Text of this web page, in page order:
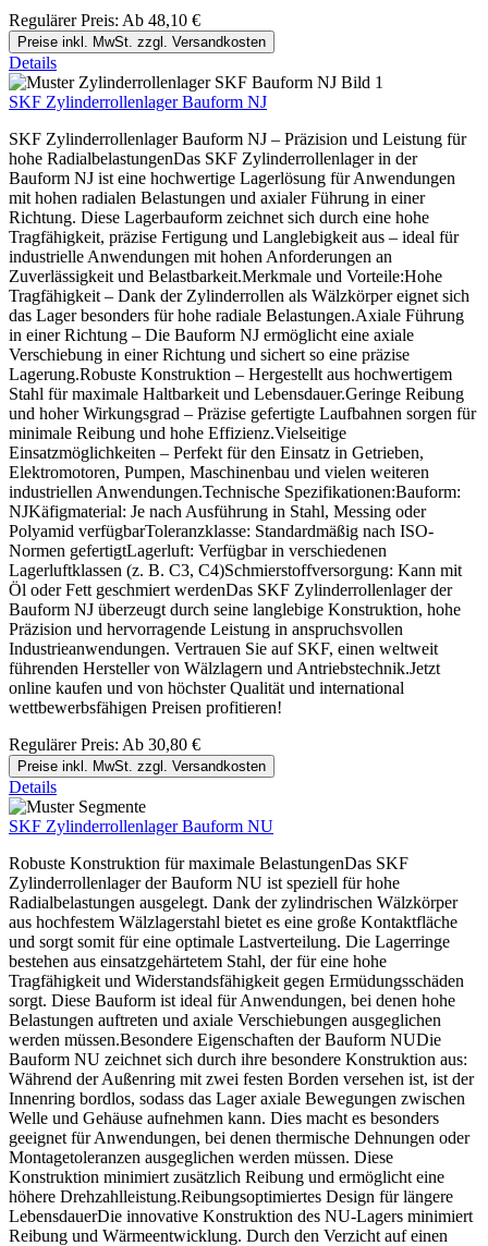
Regulärer Preis: Ab 48,10 €
Preise inkl. MwSt. zzgl. Versandkosten
Details
SKF Zylinderrollenlager Bauform NJ
SKF Zylinderrollenlager Bauform NJ – Präzision und Leistung für
hohe RadialbelastungenDas SKF Zylinderrollenlager in der
Bauform NJ ist eine hochwertige Lagerlösung für Anwendungen
mit hohen radialen Belastungen und axialer Führung in einer
Richtung. Diese Lagerbauform zeichnet sich durch eine hohe
Tragfähigkeit, präzise Fertigung und Langlebigkeit aus – ideal für
industrielle Anwendungen mit hohen Anforderungen an
Zuverlässigkeit und Belastbarkeit.Merkmale und Vorteile:Hohe
Tragfähigkeit – Dank der Zylinderrollen als Wälzkörper eignet sich
das Lager besonders für hohe radiale Belastungen.Axiale Führung
in einer Richtung – Die Bauform NJ ermöglicht eine axiale
Verschiebung in einer Richtung und sichert so eine präzise
Lagerung.Robuste Konstruktion – Hergestellt aus hochwertigem
Stahl für maximale Haltbarkeit und Lebensdauer.Geringe Reibung
und hoher Wirkungsgrad – Präzise gefertigte Laufbahnen sorgen für
minimale Reibung und hohe Effizienz.Vielseitige
Einsatzmöglichkeiten – Perfekt für den Einsatz in Getrieben,
Elektromotoren, Pumpen, Maschinenbau und vielen weiteren
industriellen Anwendungen.Technische Spezifikationen:Bauform:
NJKäfigmaterial: Je nach Ausführung in Stahl, Messing oder
Polyamid verfügbarToleranzklasse: Standardmäßig nach ISO-
Normen gefertigtLagerluft: Verfügbar in verschiedenen
Lagerluftklassen (z. B. C3, C4)Schmierstoffversorgung: Kann mit
Öl oder Fett geschmiert werdenDas SKF Zylinderrollenlager der
Bauform NJ überzeugt durch seine langlebige Konstruktion, hohe
Präzision und hervorragende Leistung in anspruchsvollen
Industrieanwendungen. Vertrauen Sie auf SKF, einen weltweit
führenden Hersteller von Wälzlagern und Antriebstechnik.Jetzt
online kaufen und von höchster Qualität und international
wettbewerbsfähigen Preisen profitieren!
Regulärer Preis: Ab 30,80 €
Preise inkl. MwSt. zzgl. Versandkosten
Details
SKF Zylinderrollenlager Bauform NU
Robuste Konstruktion für maximale BelastungenDas SKF
Zylinderrollenlager der Bauform NU ist speziell für hohe
Radialbelastungen ausgelegt. Dank der zylindrischen Wälzkörper
aus hochfestem Wälzlagerstahl bietet es eine große Kontaktfläche
und sorgt somit für eine optimale Lastverteilung. Die Lagerringe
bestehen aus einsatzgehärtetem Stahl, der für eine hohe
Tragfähigkeit und Widerstandsfähigkeit gegen Ermüdungsschäden
sorgt. Diese Bauform ist ideal für Anwendungen, bei denen hohe
Belastungen auftreten und axiale Verschiebungen ausgeglichen
werden müssen.Besondere Eigenschaften der Bauform NUDie
Bauform NU zeichnet sich durch ihre besondere Konstruktion aus:
Während der Außenring mit zwei festen Borden versehen ist, ist der
Innenring bordlos, sodass das Lager axiale Bewegungen zwischen
Welle und Gehäuse aufnehmen kann. Dies macht es besonders
geeignet für Anwendungen, bei denen thermische Dehnungen oder
Montagetoleranzen ausgeglichen werden müssen. Diese
Konstruktion minimiert zusätzlich Reibung und ermöglicht eine
höhere Drehzahlleistung.Reibungsoptimiertes Design für längere
LebensdauerDie innovative Konstruktion des NU-Lagers minimiert
Reibung und Wärmeentwicklung. Durch den Verzicht auf einen